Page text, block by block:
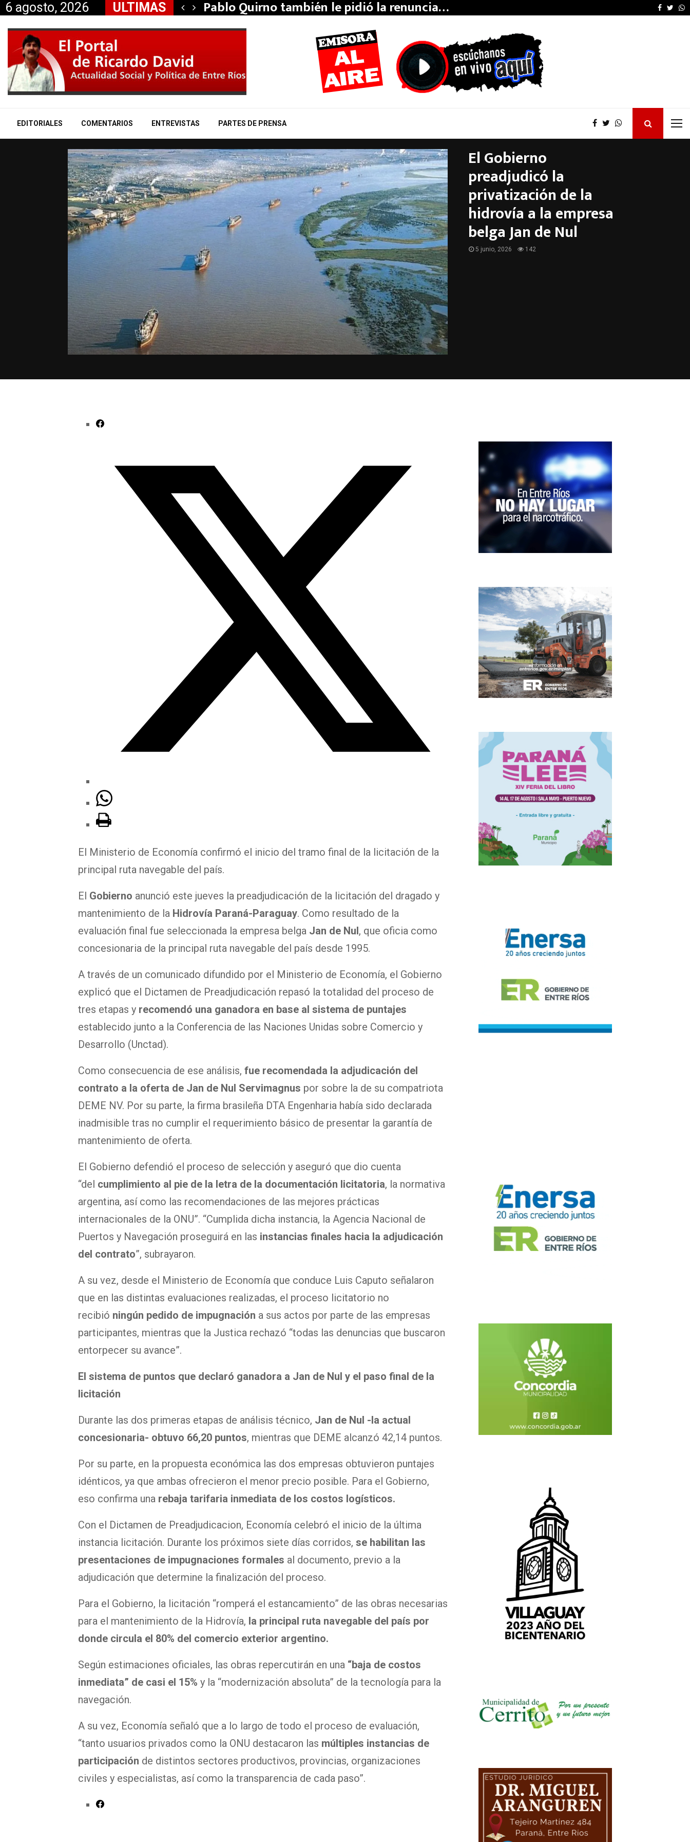
6 agosto, 2026 ULTIMAS
de alta… Pablo Quirno también le pidió la renuncia… Nancy Miranda
EDITORIALES COMENTARIOS ENTREVISTAS PARTES DE PRENSA
El Gobierno
preadjudicó la
privatización de la
hidrovía a la empresa
belga Jan de Nul
5 junio, 2026 142
El Ministerio de Economía confirmó el inicio del tramo final de la licitación de la
principal ruta navegable del país.
El Gobierno anunció este jueves la preadjudicación de la licitación del dragado y
mantenimiento de la Hidrovía Paraná-Paraguay. Como resultado de la
evaluación final fue seleccionada la empresa belga Jan de Nul, que oficia como
concesionaria de la principal ruta navegable del país desde 1995.
A través de un comunicado difundido por el Ministerio de Economía, el Gobierno
explicó que el Dictamen de Preadjudicación repasó la totalidad del proceso de
tres etapas y recomendó una ganadora en base al sistema de puntajes
establecido junto a la Conferencia de las Naciones Unidas sobre Comercio y
Desarrollo (Unctad).
Como consecuencia de ese análisis, fue recomendada la adjudicación del
contrato a la oferta de Jan de Nul Servimagnus por sobre la de su compatriota
DEME NV. Por su parte, la firma brasileña DTA Engenharia había sido declarada
inadmisible tras no cumplir el requerimiento básico de presentar la garantía de
mantenimiento de oferta.
El Gobierno defendió el proceso de selección y aseguró que dio cuenta
“del cumplimiento al pie de la letra de la documentación licitatoria, la normativa
argentina, así como las recomendaciones de las mejores prácticas
internacionales de la ONU”. “Cumplida dicha instancia, la Agencia Nacional de
Puertos y Navegación proseguirá en las instancias finales hacia la adjudicación
del contrato”, subrayaron.
A su vez, desde el Ministerio de Economía que conduce Luis Caputo señalaron
que en las distintas evaluaciones realizadas, el proceso licitatorio no
recibió ningún pedido de impugnación a sus actos por parte de las empresas
participantes, mientras que la Justica rechazó “todas las denuncias que buscaron
entorpecer su avance”.
El sistema de puntos que declaró ganadora a Jan de Nul y el paso final de la
licitación
Durante las dos primeras etapas de análisis técnico, Jan de Nul -la actual
concesionaria- obtuvo 66,20 puntos, mientras que DEME alcanzó 42,14 puntos.
Por su parte, en la propuesta económica las dos empresas obtuvieron puntajes
idénticos, ya que ambas ofrecieron el menor precio posible. Para el Gobierno,
eso confirma una rebaja tarifaria inmediata de los costos logísticos.
Con el Dictamen de Preadjudicacion, Economía celebró el inicio de la última
instancia licitación. Durante los próximos siete días corridos, se habilitan las
presentaciones de impugnaciones formales al documento, previo a la
adjudicación que determine la finalización del proceso.
Para el Gobierno, la licitación “romperá el estancamiento” de las obras necesarias
para el mantenimiento de la Hidrovía, la principal ruta navegable del país por
donde circula el 80% del comercio exterior argentino.
Según estimaciones oficiales, las obras repercutirán en una “baja de costos
inmediata” de casi el 15% y la “modernización absoluta” de la tecnología para la
navegación.
A su vez, Economía señaló que a lo largo de todo el proceso de evaluación,
“tanto usuarios privados como la ONU destacaron las múltiples instancias de
participación de distintos sectores productivos, provincias, organizaciones
civiles y especialistas, así como la transparencia de cada paso”.